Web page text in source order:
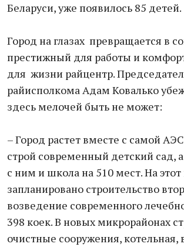
Беларуси, уже появилось 85 детей.
Город на глазах превращается в
престижный для работы и
для жизни райцентр.
райисполкома Адам Ковалько
здесь мелочей быть не может:
– Город растет вместе с самой
строй современный детский сад,
с ним и школа на 510 мест. На этот
запланировано строительство
возведение современного
398 коек. В новых микрорайонах
очистные сооружения, котельная,